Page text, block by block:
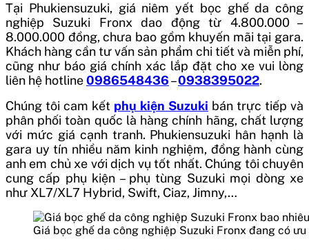
Tại Phukiensuzuki, giá niêm yết bọc ghế da công
nghiệp Suzuki Fronx dao động từ 4.800.000 –
8.000.000 đồng, chưa bao gồm khuyến mãi tại gara.
Khách hàng cần tư vấn sản phẩm chi tiết và miễn phí,
cũng như báo giá chính xác lắp đặt cho xe vui lòng
liên hệ hotline0986548436–0938395022.
Chúng tôi cam kết phụ kiện Suzuki bán trực tiếp và
phân phối toàn quốc là hàng chính hãng, chất lượng
với mức giá cạnh tranh. Phukiensuzuki hân hạnh là
gara uy tín nhiều năm kinh nghiệm, đồng hành cùng
anh em chủ xe với dịch vụ tốt nhất. Chúng tôi chuyên
cung cấp phụ kiện – phụ tùng Suzuki mọi dòng xe
như XL7/XL7 Hybrid, Swift, Ciaz, Jimny,…
Giá bọc ghế da công nghiệp Suzuki Fronx đang có